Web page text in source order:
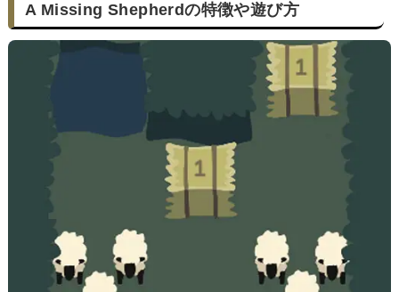
A Missing Shepherdの特徴や遊び方